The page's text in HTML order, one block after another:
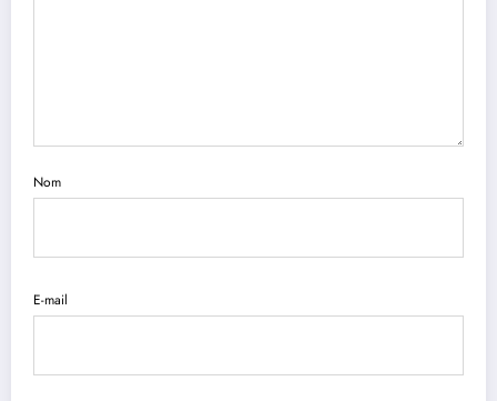
Nom
E-mail